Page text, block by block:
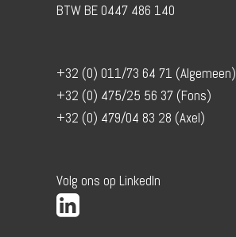
BTW BE 0447 486 140
+32 (0) 011/73 64 71 (Algemeen)
+32 (0) 475/25 56 37 (Fons)
+32 (0) 479/04 83 28 (Axel)
Volg ons op LinkedIn